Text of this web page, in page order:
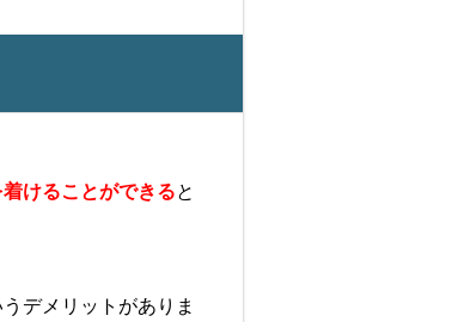
けることができると
うデメリットがありま